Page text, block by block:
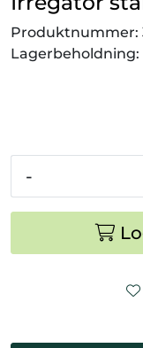
Produktnummer:
Lagerbeholdning:
-
Smådyr
Gammalt nytt